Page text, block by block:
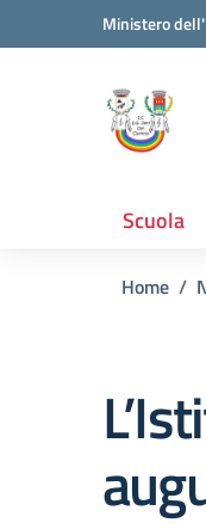
Vai ai contenuti
Vai al menu diMinistero
Scuola
Home